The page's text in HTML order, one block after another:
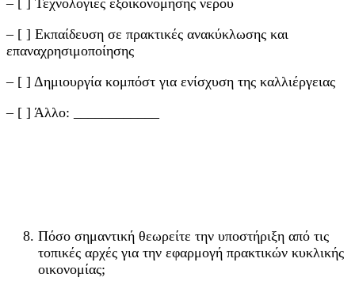
– [ ] Εκπαίδευση σε πρακτικές ανακύκλωσης και
επαναχρησιμοποίησης
– [ ] Δημιουργία κομπόστ για ενίσχυση της καλλιέργειας
– [ ] Άλλο: ____________
Πόσο σημαντική θεωρείτε την υποστήριξη από τις
τοπικές αρχές για την εφαρμογή πρακτικών κυκλικής
οικονομίας;